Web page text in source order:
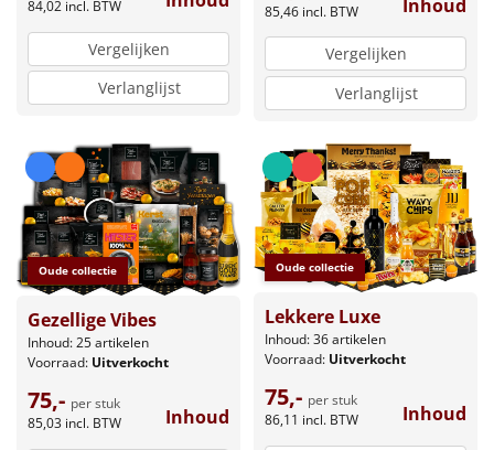
84,02 incl. BTW
Vergelijken
Verlanglijst
85,46 incl. BTW Inhoud
Vergelijken
Verlanglijst
Oude collectie
Gezellige Vibes
Inhoud: 25 artikelen
Voorraad: Uitverkocht
75,- per stuk
85,03 incl. BTW Inhoud
Oude collectie
Lekkere Luxe
Inhoud: 36 artikelen
Voorraad: Uitverkocht
75,- per stuk
86,11 incl. BTW Inhoud